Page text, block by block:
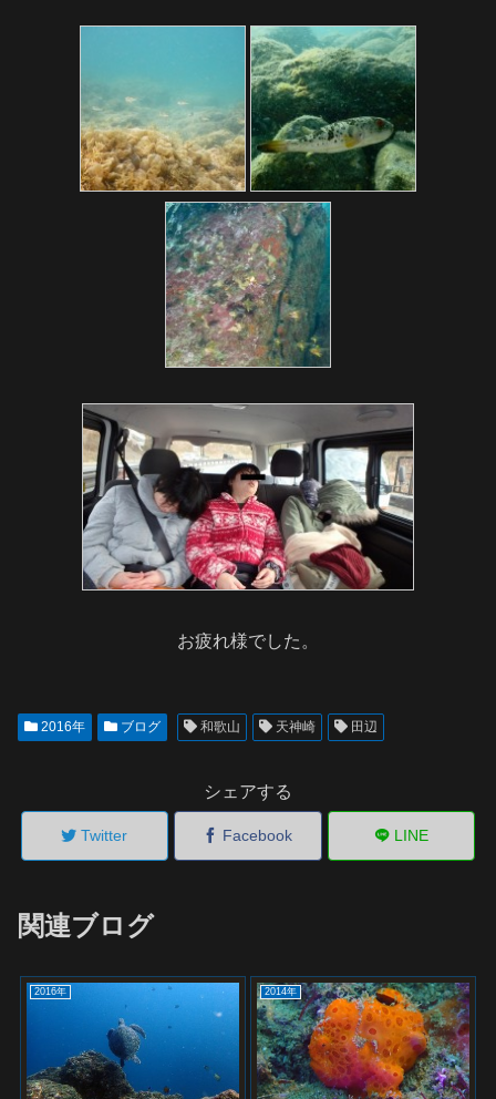
お疲れ様でした。
2016年 ブログ 和歌山 天神崎 田辺
シェアする
Twitter Facebook LINE
関連ブログ
2016年 2014年